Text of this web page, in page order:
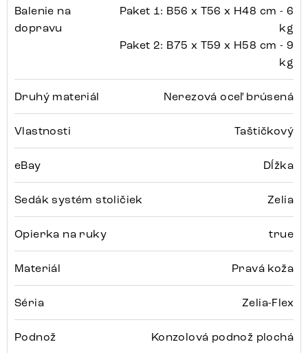
Balenie na
dopravu
Paket 1: B56 x T56 x H48 cm - 6
kg
Paket 2: B75 x T59 x H58 cm - 9
kg
Druhý materiál Nerezová oceľ brúsená
Vlastnosti Taštičkový
eBay Dĺžka
Sedák systém stoličiek Zelia
Opierka na ruky true
Materiál Pravá koža
Séria Zelia-Flex
Podnož Konzolová podnož plochá